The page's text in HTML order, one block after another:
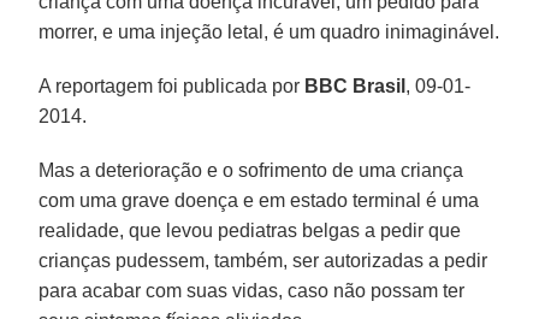
morrer, e uma injeção letal, é um quadro inimaginável.
A reportagem foi publicada por BBC Brasil , 09-01-
2014.
Mas a deterioração e o sofrimento de uma criança
com uma grave doença e em estado terminal é uma
realidade, que levou pediatras belgas a pedir que
crianças pudessem, também, ser autorizadas a pedir
para acabar com suas vidas, caso não possam ter